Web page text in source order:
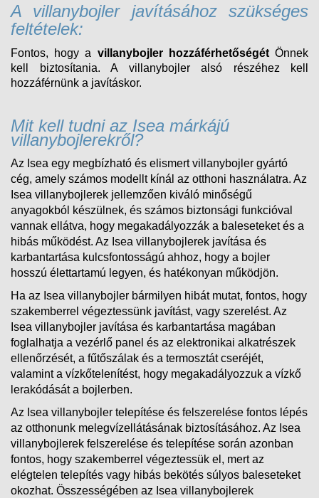
A villanybojler javításához szükséges
feltételek:
Fontos, hogy a villanybojler hozzáférhetőségétÖnnek
kell biztosítania. A villanybojler alsó részéhez kell
hozzáférnünk a javításkor.
Mit kell tudni az Isea márkájú
villanybojlerekről?
Az Isea egy megbízható és elismert villanybojler gyártó
cég, amely számos modellt kínál az otthoni használatra. Az
Isea villanybojlerek jellemzően kiváló minőségű
anyagokból készülnek, és számos biztonsági funkcióval
vannak ellátva, hogy megakadályozzák a baleseteket és a
hibás működést. Az Isea villanybojlerek javítása és
karbantartása kulcsfontosságú ahhoz, hogy a bojler
hosszú élettartamú legyen, és hatékonyan működjön.
Ha az Isea villanybojler bármilyen hibát mutat, fontos, hogy
szakemberrel végeztessünk javítást, vagy szerelést. Az
Isea villanybojler javítása és karbantartása magában
foglalhatja a vezérlő panel és az elektronikai alkatrészek
ellenőrzését, a fűtőszálak és a termosztát cseréjét,
valamint a vízkőtelenítést, hogy megakadályozzuk a vízkő
lerakódását a bojlerben.
Az Isea villanybojler telepítése és felszerelése fontos lépés
az otthonunk melegvízellátásának biztosításához. Az Isea
villanybojlerek felszerelése és telepítése során azonban
fontos, hogy szakemberrel végeztessük el, mert az
elégtelen telepítés vagy hibás bekötés súlyos baleseteket
okozhat. Összességében az Isea villanybojlerek